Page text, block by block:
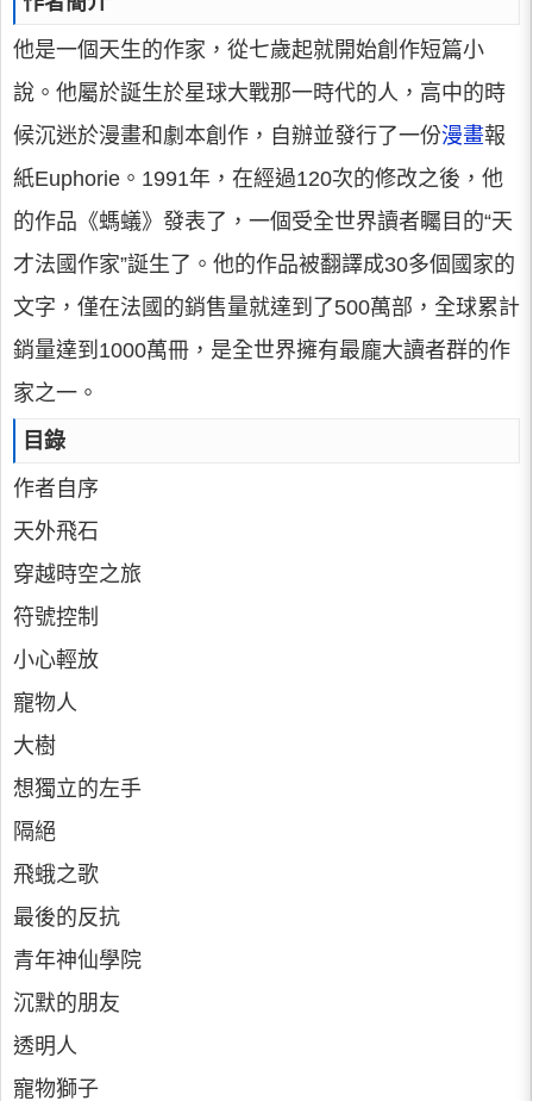
他是一個天生的作家，從七歲起就開始創作短篇小
說。他屬於誕生於星球大戰那一時代的人，高中的時
候沉迷於漫畫和劇本創作，自辦並發行了一份漫畫報
紙Euphorie。1991年，在經過120次的修改之後，他
的作品《螞蟻》發表了，一個受全世界讀者矚目的“天
才法國作家”誕生了。他的作品被翻譯成30多個國家的
文字，僅在法國的銷售量就達到了500萬部，全球累計
銷量達到1000萬冊，是全世界擁有最龐大讀者群的作
家之一。
目錄
作者自序
天外飛石
穿越時空之旅
符號控制
小心輕放
寵物人
大樹
想獨立的左手
隔絕
飛蛾之歌
最後的反抗
青年神仙學院
沉默的朋友
透明人
寵物獅子